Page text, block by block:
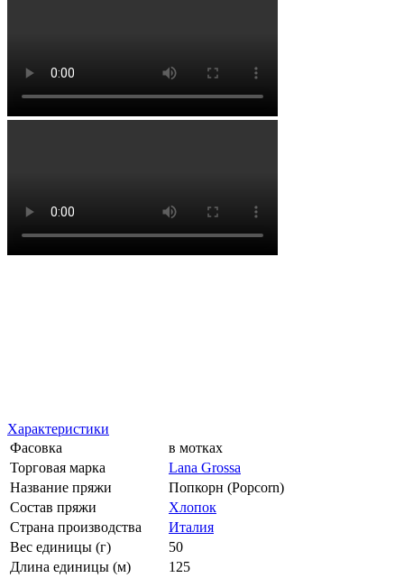
Характеристики
Фасовка
в мотках
Торговая марка
Lana Grossa
Название пряжи
Попкорн (Popcorn)
Состав пряжи
Хлопок
Страна производства
Италия
Вес единицы (г)
50
Длина единицы (м)
125